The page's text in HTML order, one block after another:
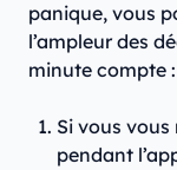
panique, vous
l’ampleur des
minute compte :
Si vous vous
pendant